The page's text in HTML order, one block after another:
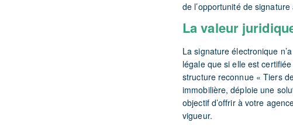
de l’opportunité de
La valeur
La signature électronique
légale que si elle est
structure reconnue « Tiers
immobilière, déploie une
objectif d’offrir à votre
vigueur.